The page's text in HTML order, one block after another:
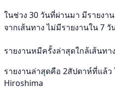
ในช่วง 30 วันที่ผ่านมา มีรายงา
จากเส้นทาง ไม่มีรายงานใน 7
รายงานหมีครั้งล่าสุดใกล้เส้นท
รายงานล่าสุดคือ 2สัปดาห์ที่แล้ว
Hiroshima